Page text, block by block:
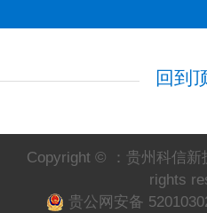
回到
Copyright © ：贵州科信
rights
贵公网安备